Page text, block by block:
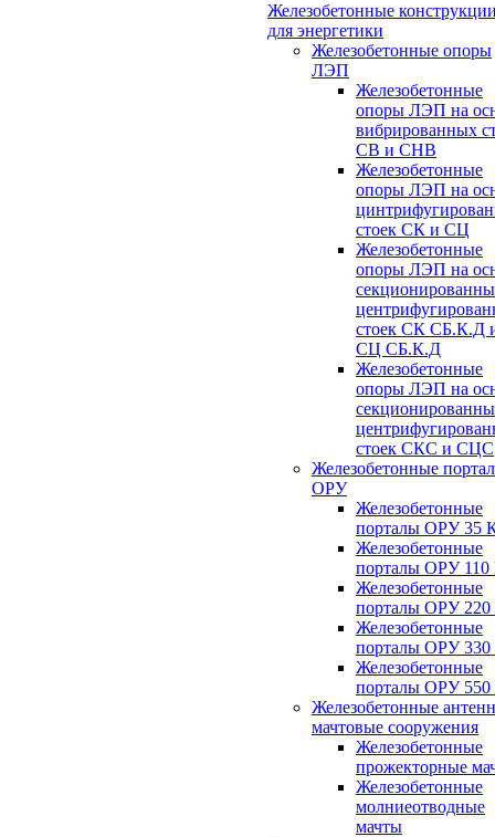
Железобетонные
для энергетики
Железобетонные опоры
ЛЭП
Железобетонные
опоры ЛЭП на
вибрированных
СВ и СНВ
Железобетонные
опоры ЛЭП на
стоек СК и СЦ
Железобетонные
опоры ЛЭП на
стоек СК СБ.К.Д
СЦ СБ.К.Д
Железобетонные
опоры ЛЭП на
стоек СКС и СЦС
Железобетонные
ОРУ
Железобетонные
порталы ОРУ 35
Железобетонные
порталы ОРУ
Железобетонные
порталы ОРУ
Железобетонные
порталы ОРУ
Железобетонные
порталы ОРУ
Железобетонные
мачтовые сооружения
Железобетонные
прожекторные
Железобетонные
молниеотводные
мачты